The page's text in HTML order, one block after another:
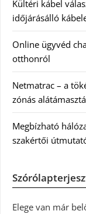
Kültéri kábel
időjárásálló
Online ügyvéd
otthonról
Netmatrac – a
zónás
Megbízható
szakértői
Elege van már